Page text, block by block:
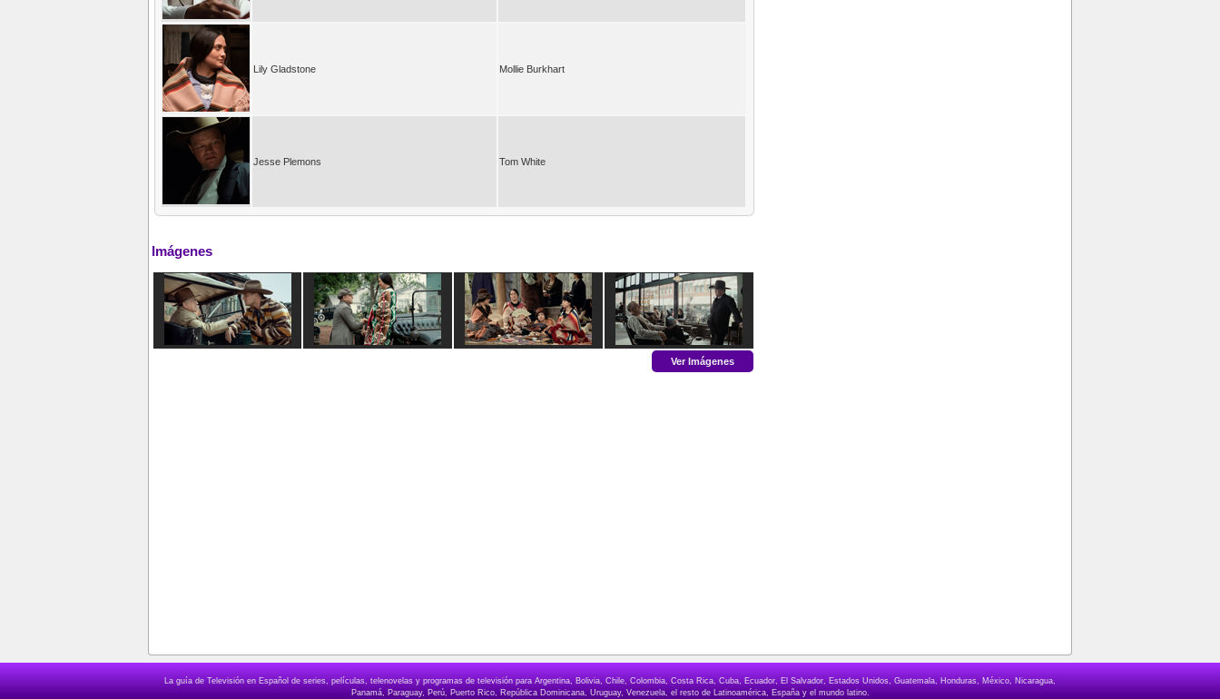
Lily Gladstone Mollie Burkhart
Jesse Plemons Tom White
Imágenes
Ver Imágenes
La guía de Televisión en Español de series, películas, telenovelas y programas de televisión para Argentina, Bolivia, Chile, Colombia, Costa Rica, Cuba, Ecuador, El Salvador, Estados Unidos, Guatemala, Honduras, México, Nicaragua,
Panamá, Paraguay, Perú, Puerto Rico, República Dominicana, Uruguay, Venezuela, el resto de Latinoamérica, España y el mundo latino.